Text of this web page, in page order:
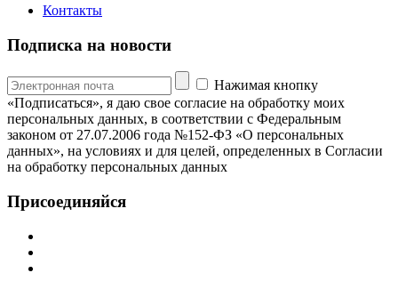
Контакты
Подписка на новости
Нажимая кнопку
«Подписаться», я даю свое согласие на обработку моих
персональных данных, в соответствии с Федеральным
законом от 27.07.2006 года №152-ФЗ «О персональных
данных», на условиях и для целей, определенных в Согласии
на обработку персональных данных
Присоединяйся